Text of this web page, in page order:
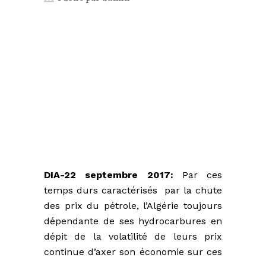
DIA-22 septembre 2017: Par ces
temps durs caractérisés par la chute
des prix du pétrole, l’Algérie toujours
dépendante de ses hydrocarbures en
dépit de la volatilité de leurs prix
continue d’axer son économie sur ces